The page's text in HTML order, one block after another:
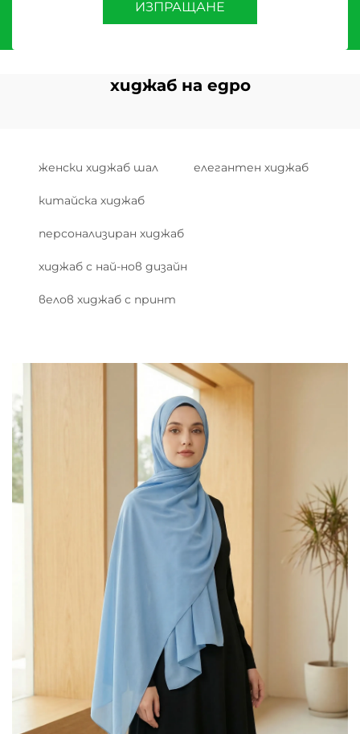
ИЗПРАЩАНЕ
хиджаб на едро
женски хиджаб шал елегантен хиджаб
китайска хиджаб
персонализиран хиджаб
хиджаб с най-нов дизайн
велов хиджаб с принт